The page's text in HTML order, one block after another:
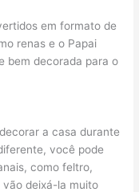
em formato de
renas e o Papai
bem decorada para o
a casa durante
você pode
como feltro,
deixá-la muito